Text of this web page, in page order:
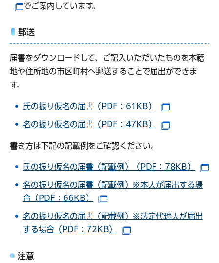
（別ウインドウで開きます）
でご案内しています。
郵送
届書をダウンロードして、ご記入いただいたものを本籍
地や住所地の市区町村へ郵送することで届出ができま
す。
氏の振り仮名の届書（PDF：61KB）
名の振り仮名の届書（PDF：47KB）
書き方は下記の記載例をご確認ください。
氏の振り仮名の届書（記載例）（PDF：78KB）
名の振り仮名の届書（記載例）※本人が届出する場
合（PDF：66KB）
名の振り仮名の届書（記載例）※法定代理人が届出
する場合（PDF：72KB）
注意